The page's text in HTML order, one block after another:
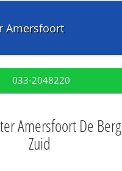
Amersfoort
033-2048220
Amersfoort De Berg
Zuid